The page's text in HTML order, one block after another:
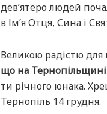
дев’ятеро людей
в Ім’я Отця, Сина і
Великою радістю для
що на Тернопільщині
ти річного юнака.
Тернопіль 14 грудня.